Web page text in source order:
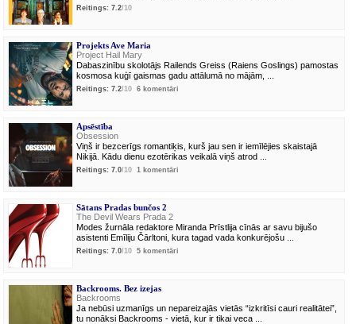
Reitings: 7.2/10
Projekts Ave Maria
Project Hail Mary
Dabaszinību skolotājs Railends Greiss (Raiens Goslings) pamostas
kosmosa kuģī gaismas gadu attālumā no mājām, ...
Reitings: 7.2/10 6 komentāri
Apsēstība
Obsession
Viņš ir bezcerīgs romantiķis, kurš jau sen ir iemīlējies skaistajā
Nikijā. Kādu dienu ezotērikas veikalā viņš atrod ...
Reitings: 7.0/10 1 komentāri
Sātans Pradas bunčos 2
The Devil Wears Prada 2
Modes žurnāla redaktore Miranda Prīstlija cīnās ar savu bijušo
asistenti Emīliju Čārltoni, kura tagad vada konkurējošu ...
Reitings: 7.0/10 5 komentāri
Backrooms. Bez izejas
Backrooms
Ja nebūsi uzmanīgs un nepareizajās vietās “izkritīsi cauri realitātei”,
tu nonāksi Backrooms - vietā, kur ir tikai veca ...